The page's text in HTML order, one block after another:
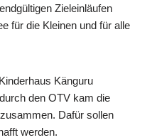
Zieleinläufen
für die Kleinen und für alle
Känguru
den OTV kam die
Dafür sollen
werden.